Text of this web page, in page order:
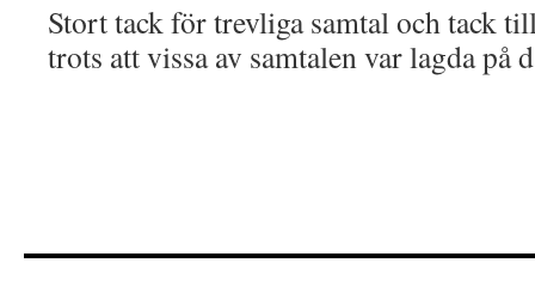
Stort tack för trevliga samtal och tack
trots att vissa av samtalen var lagda på